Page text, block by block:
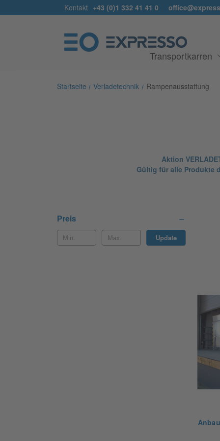
Kontakt +43 (0)1 332 41 41 0
Transportkarren
Startseite Verladetechnik Rampenausstattung
Aktion
Gültig für alle Produkte
Preis
Update